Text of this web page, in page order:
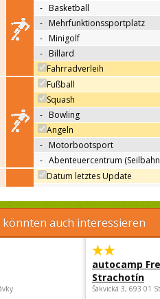
- Basketball
- Mehrfunktionssportplatz
- Minigolf
- Billard
Fahrradverleih
Fußball
Squash
- Bowling
Angeln
- Motorbootsport
- Abenteuercentrum
Datum letztes Update
könnten auch interessieren
autocamp
Strachotín
Šakvická 3, 693 01